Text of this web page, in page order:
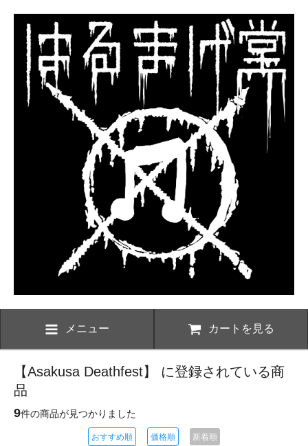
メニュー カートを見る
【Asakusa Deathfest】 に登録されている商
品
9件の商品が見つかりました
おすすめ順 価格順 新着順